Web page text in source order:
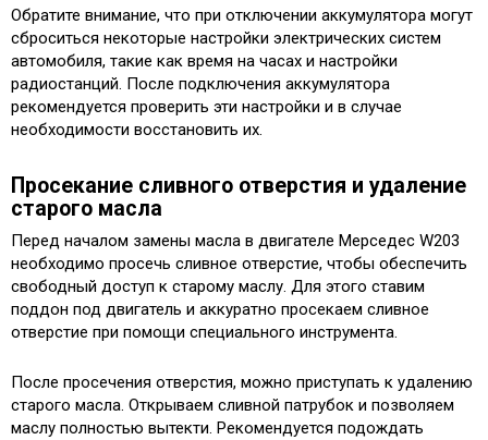
Обратите внимание, что при отключении аккумулятора могут
сброситься некоторые настройки электрических систем
автомобиля, такие как время на часах и настройки
радиостанций. После подключения аккумулятора
рекомендуется проверить эти настройки и в случае
необходимости восстановить их.
Просекание сливного отверстия и удаление
старого масла
Перед началом замены масла в двигателе Мерседес W203
необходимо просечь сливное отверстие, чтобы обеспечить
свободный доступ к старому маслу. Для этого ставим
поддон под двигатель и аккуратно просекаем сливное
отверстие при помощи специального инструмента.
После просечения отверстия, можно приступать к удалению
старого масла. Открываем сливной патрубок и позволяем
маслу полностью вытекти. Рекомендуется подождать